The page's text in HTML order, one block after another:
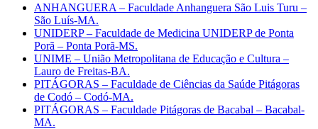
ANHANGUERA – Faculdade Anhanguera São Luis Turu –
São Luís-MA.
UNIDERP – Faculdade de Medicina UNIDERP de Ponta
Porã – Ponta Porã-MS.
UNIME – União Metropolitana de Educação e Cultura –
Lauro de Freitas-BA.
PITÁGORAS – Faculdade de Ciências da Saúde Pitágoras
de Codó – Codó-MA.
PITÁGORAS – Faculdade Pitágoras de Bacabal – Bacabal-
MA.